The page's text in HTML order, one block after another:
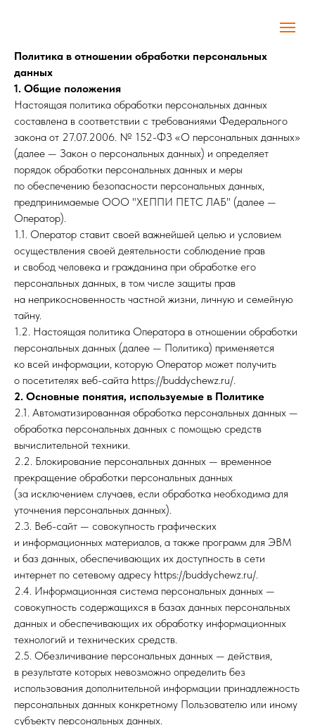
Политика в отношении обработки персональных
данных
1. Общие положения
Настоящая политика обработки персональных данных
составлена в соответствии с требованиями Федерального
закона от 27.07.2006. № 152-ФЗ «О персональных данных»
(далее — Закон о персональных данных) и определяет
порядок обработки персональных данных и меры
по обеспечению безопасности персональных данных,
предпринимаемые ООО "ХЕППИ ПЕТС ЛАБ" (далее —
Оператор).
1.1. Оператор ставит своей важнейшей целью и условием
осуществления своей деятельности соблюдение прав
и свобод человека и гражданина при обработке его
персональных данных, в том числе защиты прав
на неприкосновенность частной жизни, личную и семейную
тайну.
1.2. Настоящая политика Оператора в отношении обработки
персональных данных (далее — Политика) применяется
ко всей информации, которую Оператор может получить
о посетителях веб-сайта https://buddychewz.ru/.
2. Основные понятия, используемые в Политике
2.1. Автоматизированная обработка персональных данных —
обработка персональных данных с помощью средств
вычислительной техники.
2.2. Блокирование персональных данных — временное
прекращение обработки персональных данных
(за исключением случаев, если обработка необходима для
уточнения персональных данных).
2.3. Веб-сайт — совокупность графических
и информационных материалов, а также программ для ЭВМ
и баз данных, обеспечивающих их доступность в сети
интернет по сетевому адресу https://buddychewz.ru/.
2.4. Информационная система персональных данных —
совокупность содержащихся в базах данных персональных
данных и обеспечивающих их обработку информационных
технологий и технических средств.
2.5. Обезличивание персональных данных — действия,
в результате которых невозможно определить без
использования дополнительной информации принадлежность
персональных данных конкретному Пользователю или иному
субъекту персональных данных.